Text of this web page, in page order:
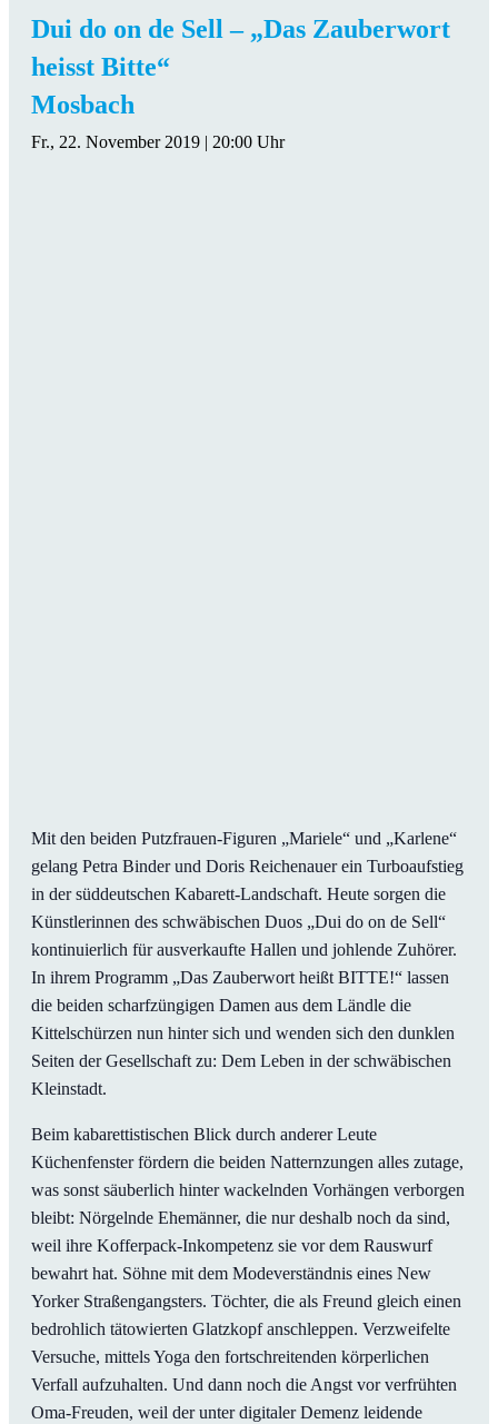
Dui do on de Sell – „Das Zauberwort
heisst Bitte“
Mosbach
Fr., 22. November 2019 | 20:00 Uhr
Mit den beiden Putzfrauen-Figuren „Mariele“ und „Karlene“
gelang Petra Binder und Doris Reichenauer ein Turboaufstieg
in der süddeutschen Kabarett-Landschaft. Heute sorgen die
Künstlerinnen des schwäbischen Duos „Dui do on de Sell“
kontinuierlich für ausverkaufte Hallen und johlende Zuhörer.
In ihrem Programm „Das Zauberwort heißt BITTE!“ lassen
die beiden scharfzüngigen Damen aus dem Ländle die
Kittelschürzen nun hinter sich und wenden sich den dunklen
Seiten der Gesellschaft zu: Dem Leben in der schwäbischen
Kleinstadt.
Beim kabarettistischen Blick durch anderer Leute
Küchenfenster fördern die beiden Natternzungen alles zutage,
was sonst säuberlich hinter wackelnden Vorhängen verborgen
bleibt: Nörgelnde Ehemänner, die nur deshalb noch da sind,
weil ihre Kofferpack-Inkompetenz sie vor dem Rauswurf
bewahrt hat. Söhne mit dem Modeverständnis eines New
Yorker Straßengangsters. Töchter, die als Freund gleich einen
bedrohlich tätowierten Glatzkopf anschleppen. Verzweifelte
Versuche, mittels Yoga den fortschreitenden körperlichen
Verfall aufzuhalten. Und dann noch die Angst vor verfrühten
Oma-Freuden, weil der unter digitaler Demenz leidende